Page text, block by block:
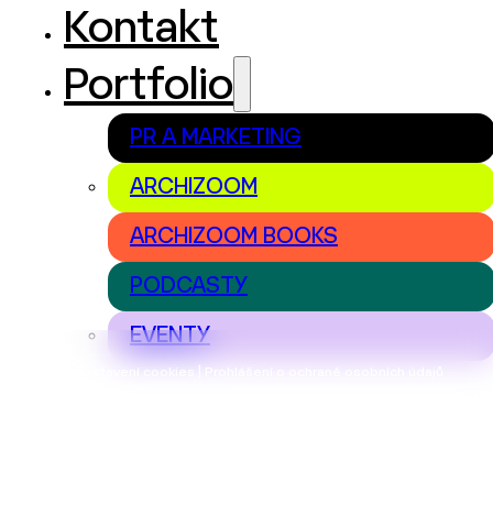
Nastavení cookies | Prohlášení o ochraně osobních údajů
Kontakt
Portfolio
PR A MARKETING
ARCHIZOOM
ARCHIZOOM BOOKS
PODCASTY
EVENTY